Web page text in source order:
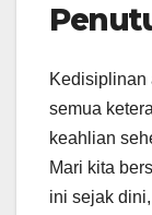
Kedisiplinan
semua
keahlian
Mari kita
ini sejak